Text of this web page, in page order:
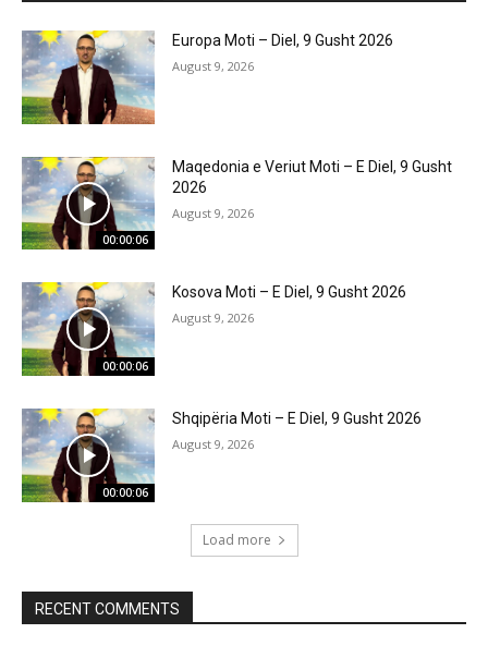
Europa Moti – Diel, 9 Gusht 2026
August 9, 2026
00:00:06
Maqedonia e Veriut Moti – E Diel, 9 Gusht
2026
August 9, 2026
00:00:06
Kosova Moti – E Diel, 9 Gusht 2026
August 9, 2026
00:00:06
Shqipëria Moti – E Diel, 9 Gusht 2026
August 9, 2026
Load more
RECENT COMMENTS